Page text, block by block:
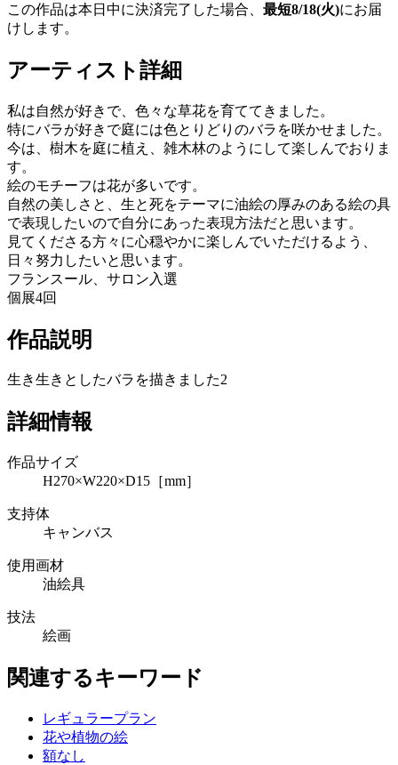
この作品は本日中に決済完了した場合、 最短8/18(火)にお届
けします。
アーティスト詳細
私は自然が好きで、色々な草花を育ててきました。
特にバラが好きで庭には色とりどりのバラを咲かせました。
今は、樹木を庭に植え、雑木林のようにして楽しんでおりま
す。
絵のモチーフは花が多いです。
自然の美しさと、生と死をテーマに油絵の厚みのある絵の具
で表現したいので自分にあった表現方法だと思います。
見てくださる方々に心穏やかに楽しんでいただけるよう、
日々努力したいと思います。
フランスール、サロン入選
個展4回
作品説明
生き生きとしたバラを描きました2
詳細情報
作品サイズ
H270×W220×D15［mm］
支持体
キャンバス
使用画材
油絵具
技法
絵画
関連するキーワード
レギュラープラン
花や植物の絵
額なし